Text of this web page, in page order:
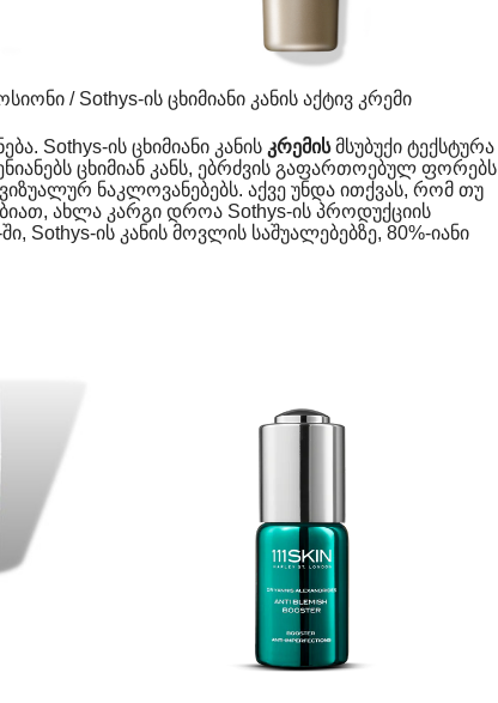
/ Sothys-ის ცხიმიანი კანის აქტივ კრემი
Sothys-ის ცხიმიანი კანის კრემისმსუბუქი ტექსტურა
ცხიმიან კანს, ებრძვის გაფართოებულ ფორებს
ნაკლოვანებებს. აქვე უნდა ითქვას, რომ თუ
ახლა კარგი დროა Sothys-ის პროდუქციის
Sothys-ის კანის მოვლის საშუალებებზე, 80%-იანი